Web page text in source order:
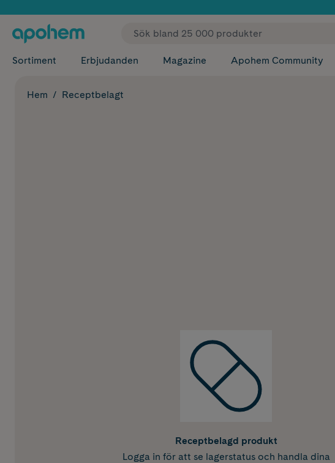
✓ Fri frakt
Sortiment Erbjudanden Magazine Apohem Community
Hem Receptbelagt
Receptbelagd produkt
Logga in för att se lagerstatus och handla dina